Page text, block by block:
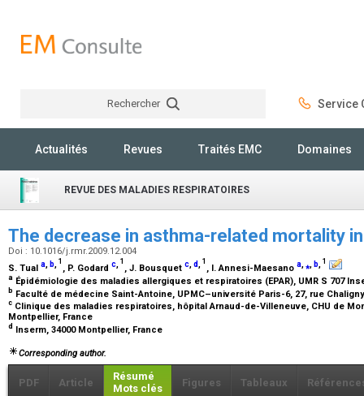
Rechercher Service
Actualités Revues Traités EMC Domaines
REVUE DES MALADIES RESPIRATOIRES
The decrease in asthma-related mortality
Doi : 10.1016/j.rmr.2009.12.004
S. Tual a, b, 1
, P. Godard c, 1
, J. Bousquet c,d, 1
, I. Annesi-Maesano a,⁎, b, 1
a Épidémiologie des maladies allergiques et respiratoires (EPAR), UMR S 707
b Faculté de médecine Saint-Antoine, UPMC–université Paris-6, 27, rue
c Clinique des maladies respiratoires, hôpital Arnaud-de-Villeneuve, CHU de
Montpellier, France
d Inserm, 34000 Montpellier, France
Corresponding author.
PDF Article
Résumé
Mots clés
Figures Tableaux